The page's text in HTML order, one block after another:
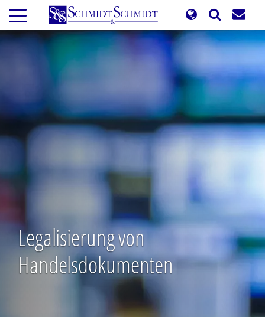
Direkt
zum
Inhalt
Legalisierung von
Handelsdokumenten